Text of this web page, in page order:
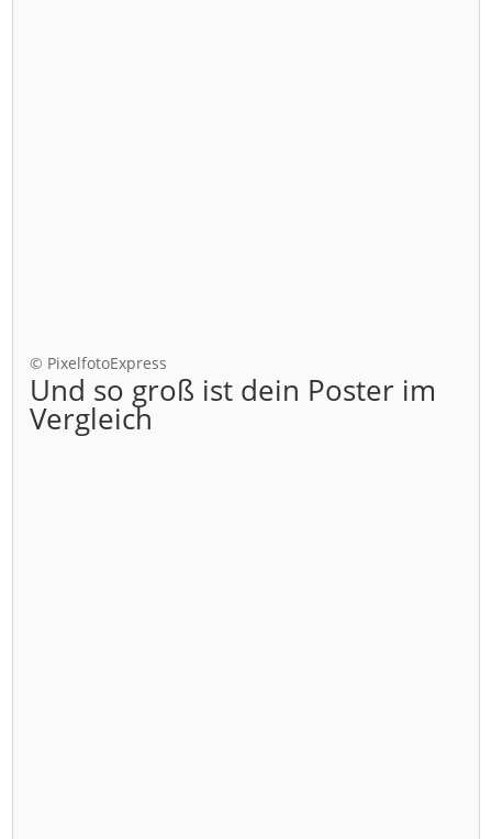
© PixelfotoExpress
Und so groß ist dein Poster im
Vergleich